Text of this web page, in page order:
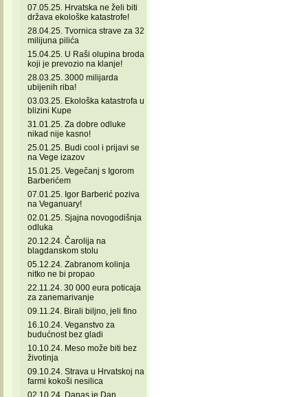
07.05.25. Hrvatska ne želi biti
država ekološke katastrofe!
28.04.25. Tvornica strave za 32
milijuna pilića
15.04.25. U Raši olupina broda
koji je prevozio na klanje!
28.03.25. 3000 milijarda
ubijenih riba!
03.03.25. Ekološka katastrofa u
blizini Kupe
31.01.25. Za dobre odluke
nikad nije kasno!
25.01.25. Budi cool i prijavi se
na Vege izazov
15.01.25. Vegečanj s Igorom
Barberićem
07.01.25. Igor Barberić poziva
na Veganuary!
02.01.25. Sjajna novogodišnja
odluka
20.12.24. Čarolija na
blagdanskom stolu
05.12.24. Zabranom kolinja
nitko ne bi propao
22.11.24. 30 000 eura poticaja
za zanemarivanje
09.11.24. Birali biljno, jeli fino
16.10.24. Veganstvo za
budućnost bez gladi
10.10.24. Meso može biti bez
životinja
09.10.24. Strava u Hrvatskoj na
farmi kokoši nesilica
02.10.24. Danas je Dan